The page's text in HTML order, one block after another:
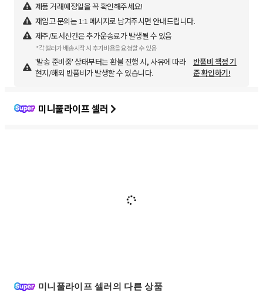
제품 거래예정일을 꼭 확인해주세요!
재입고 문의는 1:1 메시지로 남겨주시면 안내드립니다.
제주/도서산간은 추가운송료가 발생될 수 있음
*각 셀러가 배송시작 시 추가비용을 요청할 수 있음
'발송 준비중' 상태부터는 환불 진행 시, 사유에 따라
현지/해외 반품비가 발생할 수 있습니다.
반품비 책정 기
준 확인하기!
미니풀라이프 셀러
미니풀라이프 셀러의 다른 상품